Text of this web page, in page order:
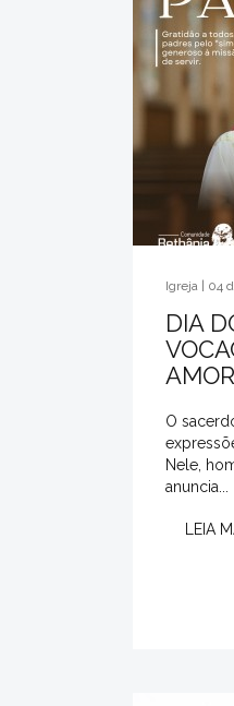
Igreja | 04
DIA
AMOR
O
Nele,
anuncia...
LEIA